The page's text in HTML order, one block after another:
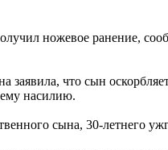
ножевое ранение,
что сын оскорбляет
насилию.
сына, 30-летнего